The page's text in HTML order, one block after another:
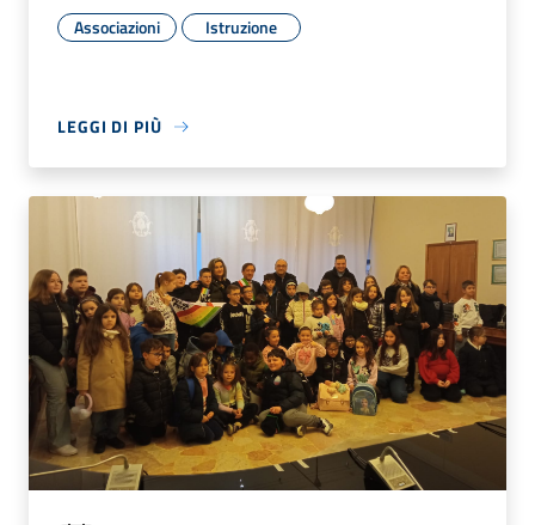
Associazioni Istruzione
LEGGI DI PIÙ